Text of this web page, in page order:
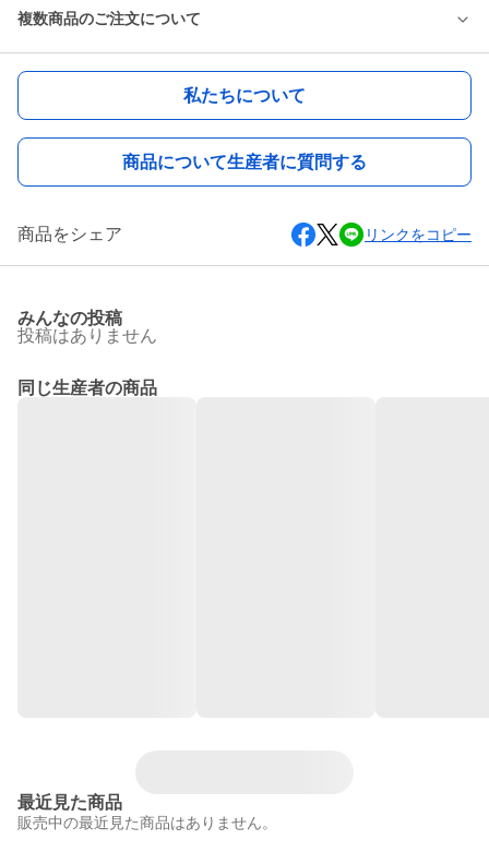
複数商品のご注文について
私たちについて
商品について生産者に質問する
商品をシェア リンクをコピー
みんなの投稿
投稿はありません
同じ生産者の商品
最近見た商品
販売中の最近見た商品はありません。